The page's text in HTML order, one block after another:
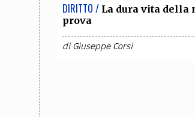
DIRITTO / La dura vita della
prova
diGiuseppe Corsi